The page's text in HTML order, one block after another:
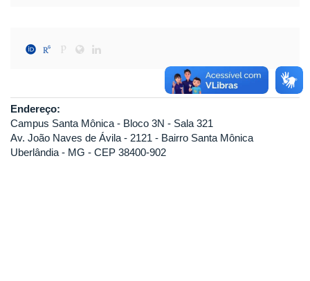
Endereço:
Campus Santa Mônica - Bloco 3N - Sala 321
Av. João Naves de Ávila - 2121 - Bairro Santa Mônica
Uberlândia - MG - CEP 38400-902